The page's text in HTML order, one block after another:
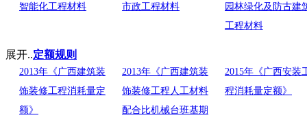
智能化工程材料
市政工程材料
园林绿化及防古建
工程材料
展开..定额规则
2013年《广西建筑装
饰装修工程消耗量定
额》
2013年《广西建筑装
饰装修工程人工材料
配合比机械台班基期
2015年《广西安装
程消耗量定额》